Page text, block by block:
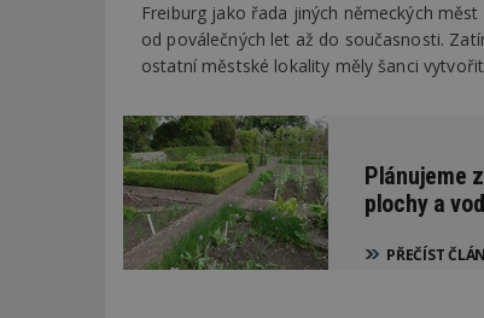
Freiburg jako řada jiných německých
od poválečných let až do současnosti.
ostatní městské lokality měly šanci
Plánujeme
plochy a
PŘEČÍST